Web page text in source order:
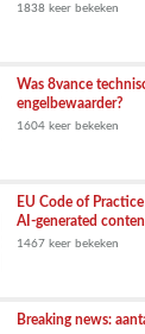
1838 keer bekeken
Was 8vance
engelbewaarder?
1604 keer bekeken
EU Code of
AI-generated
1467 keer bekeken
Breaking news: